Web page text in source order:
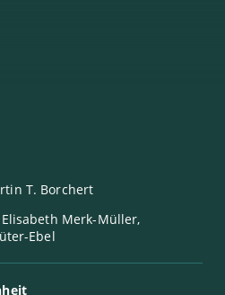
T. Borchert
Merk-Müller,
Ebel